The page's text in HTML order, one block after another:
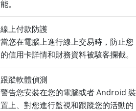
能。
線上付款防護
當您在電腦上進行線上交易時，防止您
的信用卡詳情和財務資料被駭客攔截。
跟蹤軟體偵測
警告您安裝在您的電腦或者 Android 裝
置上、對您進行監視和跟蹤您的活動的